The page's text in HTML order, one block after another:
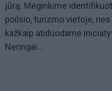
jūrą. Mėginkime
poilsio, turizmo vietoje,
kažkaip atiduodame
Neringai...